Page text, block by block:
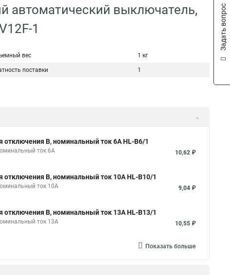
автоматический выключатель,
1
вес 1 кг
поставки 1
B, номинальный ток 6А HL-B6/1
ток 6А 10,62 ₽
B, номинальный ток 10А HL-B10/1
ток 10А 9,04 ₽
B, номинальный ток 13А HL-B13/1
ток 13А 10,55 ₽
Показать больше
Задать вопрос